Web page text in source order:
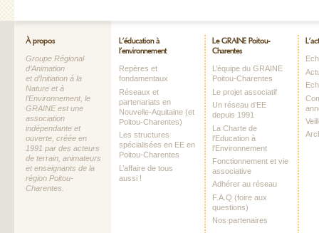
À propos
Groupe Régional
d’Animation
et d’Initiation à la
Nature et à
l’Environnement, le
GRAINE est une
association
indépendante et
ouverte, créée en
1991 par des acteurs
de terrain, animateurs
et enseignants de la
région Poitou-
Charentes.
L’éducation à
l’environnement
Repères et
fondamentaux
Réseaux et
partenariats en
Nouvelle-Aquitaine (et
Poitou-Charentes)
Les structures
spécialisées en EE en
Poitou-Charentes
L’affaire de tous
aussi !
Le GRAINE Poitou-
Charentes
L’équipe du GRAINE
Poitou-Charentes
Le projet associatif
Un réseau d’EE
depuis 1991
La Charte de
l’Education à
l’Environnement
Fonctionnement et vie
associative
Adhérer au réseau
F.A.Q (foire aux
questions)
Nos partenaires